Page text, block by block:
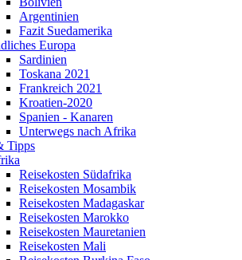
Argentinien
Fazit Suedamerika
Europa
Sardinien
Toskana 2021
Frankreich 2021
Kroatien-2020
Spanien - Kanaren
Unterwegs nach Afrika
Tipps
Reisekosten Südafrika
Reisekosten Mosambik
Reisekosten Madagaskar
Reisekosten Marokko
Reisekosten Mauretanien
Reisekosten Mali